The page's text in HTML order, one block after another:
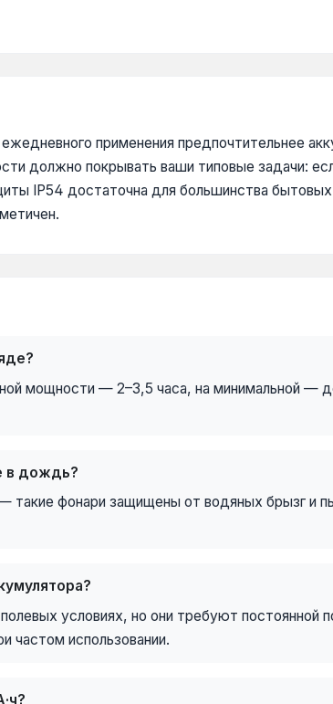
применения предпочтительнее
должно покрывать ваши типовые задачи:
IP54 достаточна для большинства
мощности — 2–3,5 часа, на минимальной —
в дождь?
такие фонари защищены от водяных брызг и
условиях, но они требуют
частом использовании.